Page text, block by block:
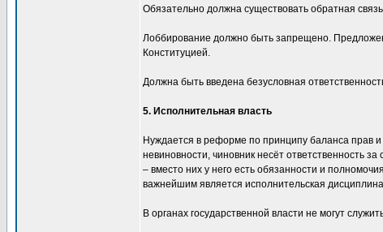
Обязательно должна существовать обратная
Лоббирование должно быть запрещено.
Конституцией.
Должна быть введена безусловная
5. Исполнительная власть
Нуждается в реформе по принципу баланса прав и
невиновности, чиновник несёт ответственность
– вместо них у него есть обязанности и
важнейшим является исполнительская
В органах государственной власти не могут